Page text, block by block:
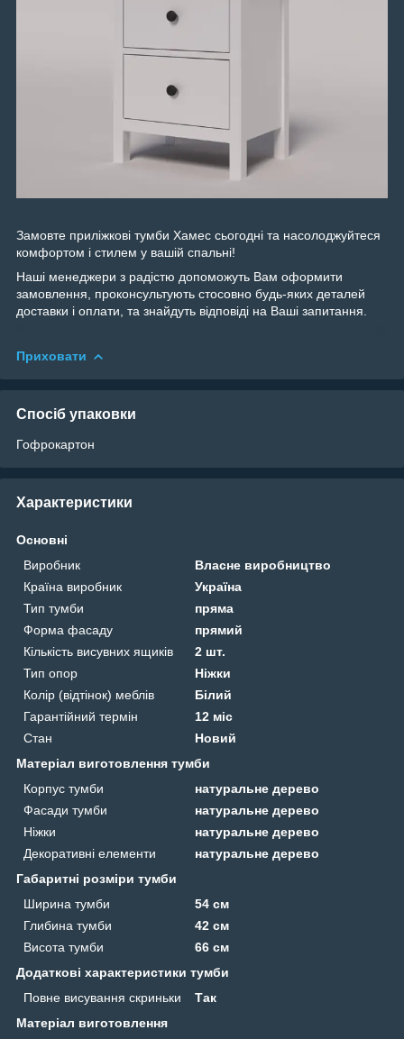
Замовте приліжкові тумби Хамес сьогодні та насолоджуйтеся
комфортом і стилем у вашій спальні!
Наші менеджери з радістю допоможуть Вам оформити
замовлення, проконсультують стосовно будь-яких деталей
доставки і оплати, та знайдуть відповіді на Ваші запитання.
Приховати
Спосіб упаковки
Гофрокартон
Характеристики
Основні
Виробник
Власне виробництво
Країна виробник
Україна
Тип тумби
пряма
Форма фасаду
прямий
Кількість висувних ящиків
2 шт.
Тип опор
Ніжки
Колір (відтінок) меблів
Білий
Гарантійний термін
12 міс
Стан
Новий
Матеріал виготовлення тумби
Корпус тумби
натуральне дерево
Фасади тумби
натуральне дерево
Ніжки
натуральне дерево
Декоративні елементи
натуральне дерево
Габаритні розміри тумби
Ширина тумби
54 см
Глибина тумби
42 см
Висота тумби
66 см
Додаткові характеристики тумби
Повне висування скриньки
Так
Матеріал виготовлення